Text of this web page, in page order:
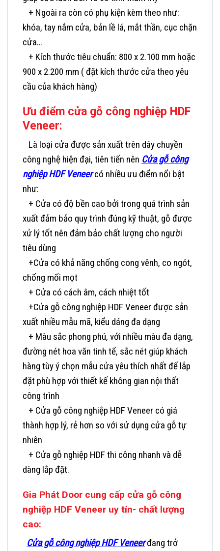
+ Ngoài ra còn có phụ kiện kèm theo như:
khóa, tay nắm cửa, bản lề lá, mắt thần, cục chặn
cửa…
+ Kích thước tiêu chuẩn: 800 x 2.100 mm hoặc
900 x 2.200 mm ( đặt kích thước cửa theo yêu
cầu của khách hàng)
Ưu điểm cửa gỗ công nghiệp HDF
Veneer:
Là loại cửa được sản xuất trên dây chuyền
công nghệ hiện đại, tiên tiến nên Cửa gỗ công
nghiệp HDF Veneercó nhiều ưu điểm nổi bật
như:
+ Cửa có độ bền cao bởi trong quá trình sản
xuất đảm bảo quy trình đúng kỹ thuật, gỗ được
xử lý tốt nên đảm bảo chất lượng cho người
tiêu dùng
+Cửa có khả năng chống cong vênh, co ngót,
chống mối mọt
+ Cửa có cách âm, cách nhiệt tốt
+Cửa gỗ công nghiệp HDF Veneer được sản
xuất nhiều mẫu mã, kiểu dáng đa dạng
+ Màu sắc phong phú, với nhiều màu đa dạng,
đường nét hoa văn tinh tế, sắc nét giúp khách
hàng tùy ý chọn mẫu cửa yêu thích nhất để lắp
đặt phù hợp với thiết kế không gian nội thất
công trình
+ Cửa gỗ công nghiệp HDF Veneer có giá
thành hợp lý, rẻ hơn so với sử dụng cửa gỗ tự
nhiên
+ Cửa gỗ nghiệp HDF thi công nhanh và dễ
dàng lắp đặt.
Gia Phát Door cung cấp cửa gỗ công
nghiệp HDF Veneer uy tín- chất lượng
cao:
Cửa gỗ công nghiệp HDF Veneerđang trở